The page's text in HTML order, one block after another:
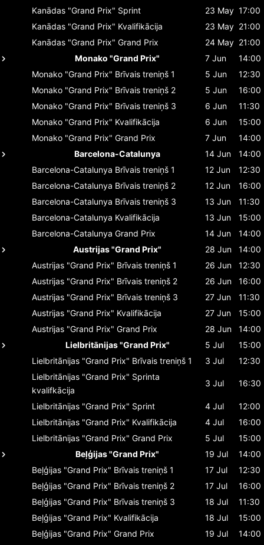
Kanādas "Grand Prix" Sprint 23 May 17:00
Kanādas "Grand Prix" Kvalifikācija 23 May 21:00
Kanādas "Grand Prix" Grand Prix 24 May 21:00
Monako "Grand Prix"
7 Jun
14:00
Monako "Grand Prix" Brīvais treniņš 1 5 Jun
12:30
Monako "Grand Prix" Brīvais treniņš 2 5 Jun
16:00
Monako "Grand Prix" Brīvais treniņš 3 6 Jun
11:30
Monako "Grand Prix" Kvalifikācija 6 Jun
15:00
Monako "Grand Prix" Grand Prix 7 Jun
14:00
Barcelona-Catalunya
14 Jun
14:00
Barcelona-Catalunya Brīvais treniņš 1 12 Jun
12:30
Barcelona-Catalunya Brīvais treniņš 2 12 Jun
16:00
Barcelona-Catalunya Brīvais treniņš 3 13 Jun
11:30
Barcelona-Catalunya Kvalifikācija 13 Jun
15:00
Barcelona-Catalunya Grand Prix 14 Jun
14:00
Austrijas "Grand Prix"
28 Jun
14:00
Austrijas "Grand Prix" Brīvais treniņš 1 26 Jun
12:30
Austrijas "Grand Prix" Brīvais treniņš 2 26 Jun
16:00
Austrijas "Grand Prix" Brīvais treniņš 3 27 Jun
11:30
Austrijas "Grand Prix" Kvalifikācija 27 Jun
15:00
Austrijas "Grand Prix" Grand Prix 28 Jun
14:00
Lielbritānijas "Grand Prix"
5 Jul
15:00
Lielbritānijas "Grand Prix" Brīvais treniņš 1 3 Jul
12:30
Lielbritānijas "Grand Prix" Sprinta
kvalifkācija
3 Jul 16:30
Lielbritānijas "Grand Prix" Sprint 4 Jul
12:00
Lielbritānijas "Grand Prix" Kvalifikācija 4 Jul
16:00
Lielbritānijas "Grand Prix" Grand Prix 5 Jul
15:00
Beļģijas "Grand Prix"
19 Jul
14:00
Beļģijas "Grand Prix" Brīvais treniņš 1 17 Jul
12:30
Beļģijas "Grand Prix" Brīvais treniņš 2 17 Jul
16:00
Beļģijas "Grand Prix" Brīvais treniņš 3 18 Jul
11:30
Beļģijas "Grand Prix" Kvalifikācija 18 Jul
15:00
Beļģijas "Grand Prix" Grand Prix 19 Jul
14:00